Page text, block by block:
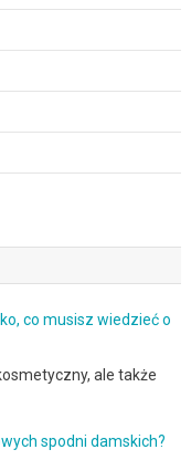
co musisz wiedzieć o
ale także
spodni damskich?